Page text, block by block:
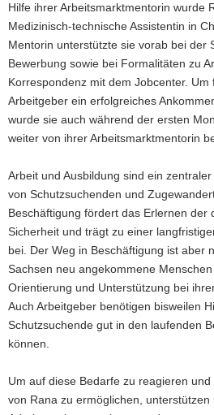
Hilfe ihrer Arbeitsmarktmentorin wurde
Medizinisch-technische Assistentin in
Mentorin unterstützte sie vorab bei der
Bewerbung sowie bei Formalitäten zu
Korrespondenz mit dem Jobcenter. Um
Arbeitgeber ein erfolgreiches
wurde sie auch während der ersten
weiter von ihrer Arbeitsmarktmentorin
Arbeit und Ausbildung sind ein
von Schutzsuchenden und
Beschäftigung fördert das Erlernen der
Sicherheit und trägt zu einer
bei. Der Weg in Beschäftigung ist aber
Sachsen neu angekommene
Orientierung und Unterstützung bei
Auch Arbeitgeber benötigen bisweilen
Schutzsuchende gut in den laufenden
können.
Um auf diese Bedarfe zu reagieren
von Rana zu ermöglichen, unterstützen